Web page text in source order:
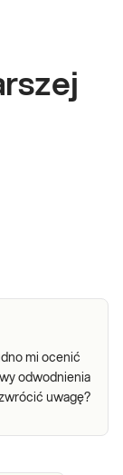
mi ocenić
odwodnienia
uwagę?